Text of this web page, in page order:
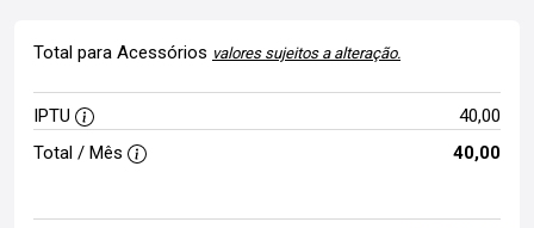
Total para Acessórios valores sujeitos a alteração.
IPTU
40,00
Total / Mês
40,00